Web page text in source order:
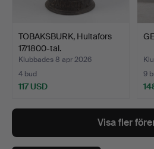
TOBAKSBURK, Hultafors
17/1800-tal.
Klubbades 8 apr 2026
4 bud
117 USD
9
Visa fler